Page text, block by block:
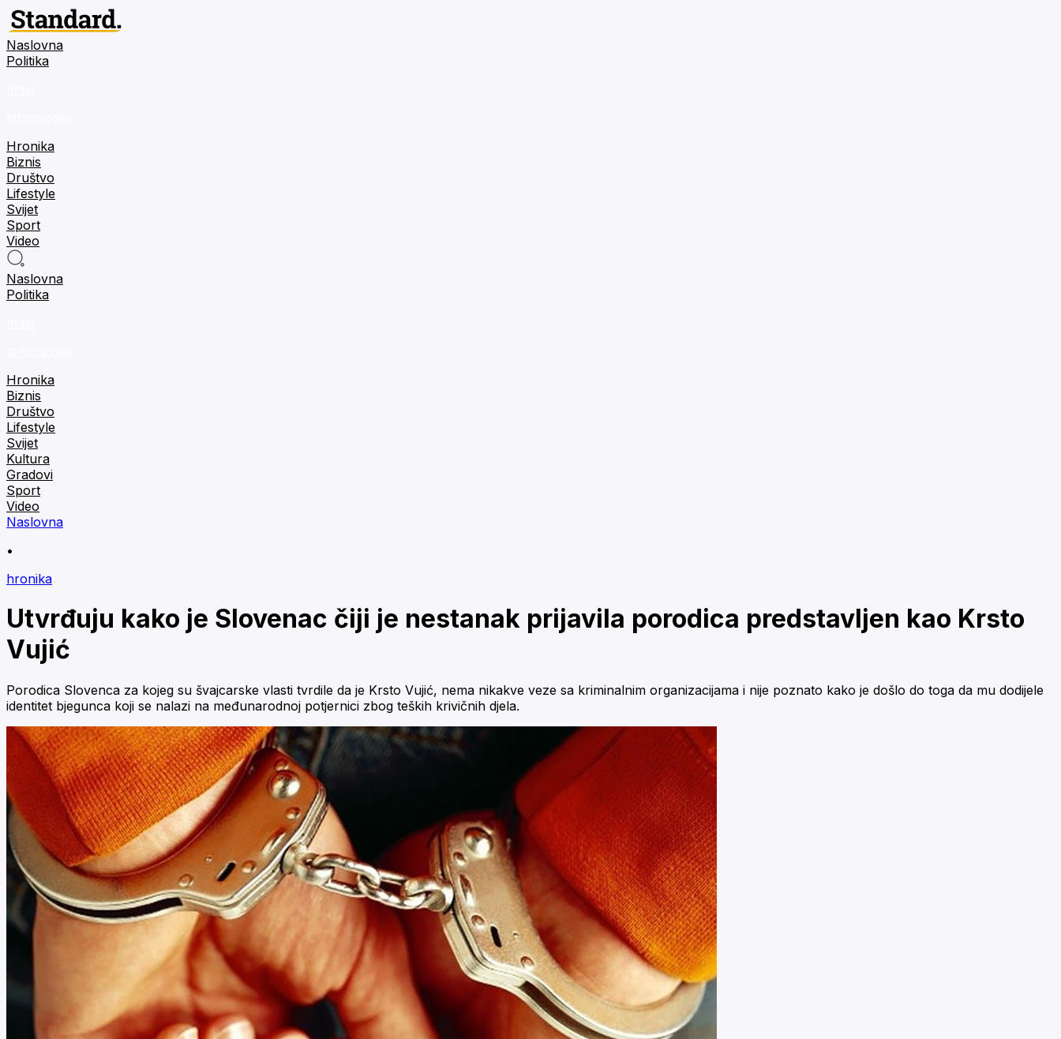
Naslovna
Politika
Hronika
Biznis
Društvo
Lifestyle
Svijet
Sport
Video
Naslovna
Politika
Hronika
Biznis
Društvo
Lifestyle
Svijet
Kultura
Gradovi
Sport
Video
Naslovna
•
hronika
Utvrđuju kako je Slovenac čiji je nestanak prijavila porodica predstavljen kao Krsto
Vujić
Porodica Slovenca za kojeg su švajcarske vlasti tvrdile da je Krsto Vujić, nema nikakve veze sa kriminalnim organizacijama i nije poznato kako je došlo do toga da mu dodijele
identitet bjegunca koji se nalazi na međunarodnoj potjernici zbog teških krivičnih djela.